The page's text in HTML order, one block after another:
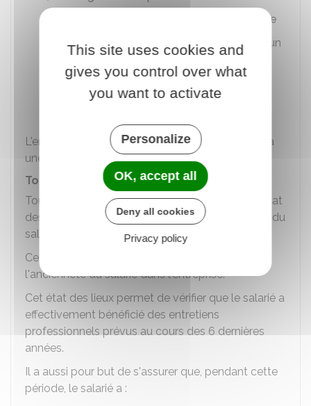
Période de mobilité volontaire sécurisée
Période d'activité à temps partiel après un
congé de maternité oud'adoption
Arrêt maladie de plus de 6 mois
L'entretien peut avoir lieu, à l'initiative du salarié, à
une date antérieure à la reprise de poste.
Tous les 6 ans
Tous les 6 ans, l'entretien professionnel fait un état
des lieux récapitulatif du parcours professionnel du
salarié.
Cette durée s'apprécie en tenant compte de
l'ancienneté du salarié dans l'entreprise.
Cet état des lieux permet de vérifier que le salarié a
effectivement bénéficié des entretiens
professionnels prévus au cours des 6 dernières
années.
Il a aussi pour but de s'assurer que, pendant cette
période, le salarié a :
This site uses cookies and
gives you control over what
you want to activate
Personalize
OK, accept all
Deny all cookies
Privacy policy